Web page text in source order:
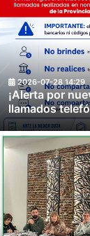
FINAL
¡Alerta por
llamados
2026-07-28 14:29